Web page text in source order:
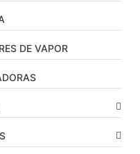
DE VAPOR